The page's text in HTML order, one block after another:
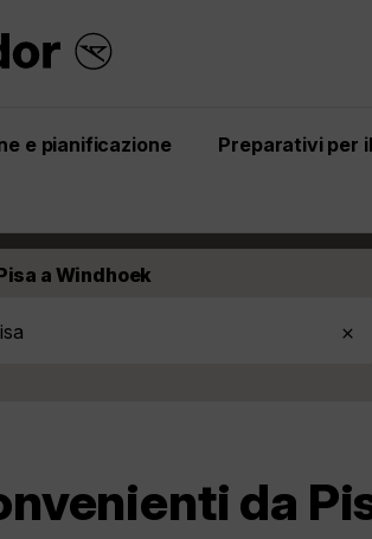
e pianificazione Preparativi per
a Windhoek
da